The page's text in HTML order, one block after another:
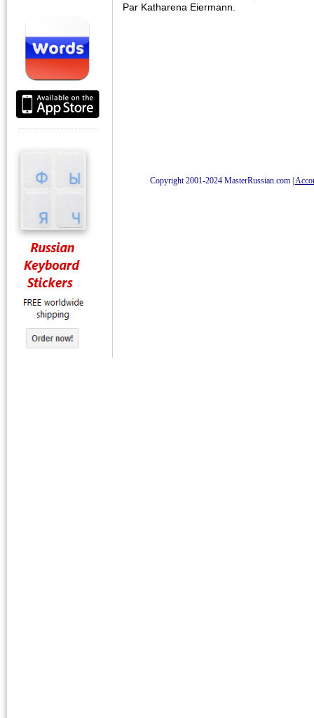
Par Katharena Eiermann.
Copyright 2001-2024 MasterRussian.com|